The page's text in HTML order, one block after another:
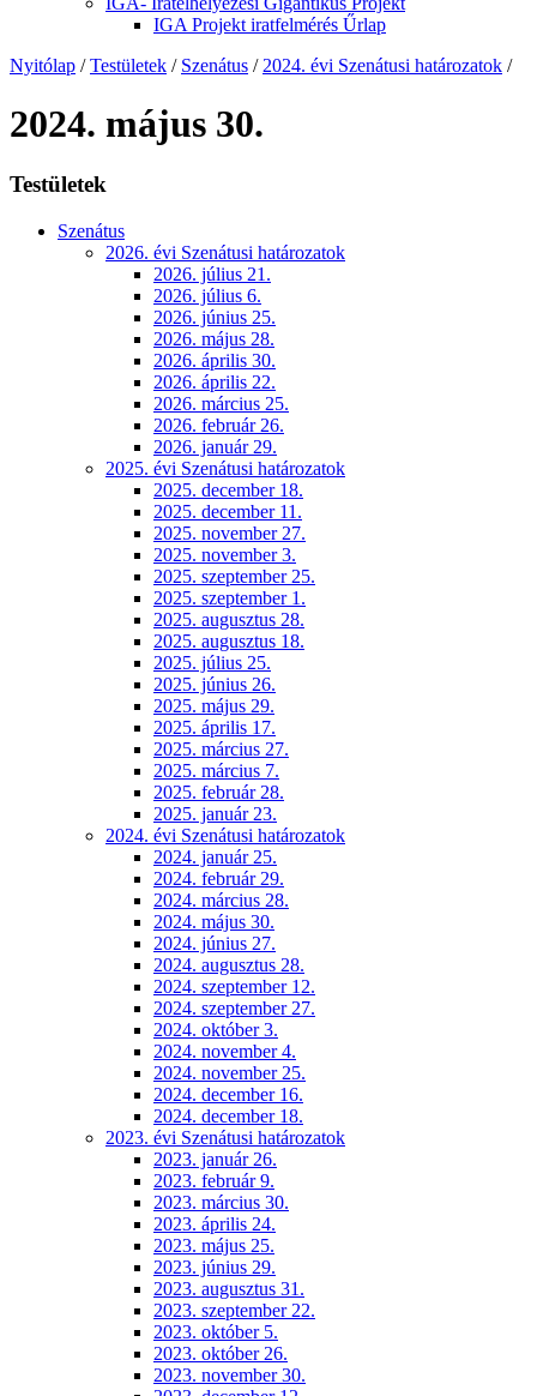
IGA Projekt iratfelmérés Űrlap
Nyitólap / Testületek / Szenátus / 2024. évi Szenátusi határozatok /
2024. május 30.
Testületek
Szenátus
2026. évi Szenátusi határozatok
2026. július 21.
2026. július 6.
2026. június 25.
2026. május 28.
2026. április 30.
2026. április 22.
2026. március 25.
2026. február 26.
2026. január 29.
2025. évi Szenátusi határozatok
2025. december 18.
2025. december 11.
2025. november 27.
2025. november 3.
2025. szeptember 25.
2025. szeptember 1.
2025. augusztus 28.
2025. augusztus 18.
2025. július 25.
2025. június 26.
2025. május 29.
2025. április 17.
2025. március 27.
2025. március 7.
2025. február 28.
2025. január 23.
2024. évi Szenátusi határozatok
2024. január 25.
2024. február 29.
2024. március 28.
2024. május 30.
2024. június 27.
2024. augusztus 28.
2024. szeptember 12.
2024. szeptember 27.
2024. október 3.
2024. november 4.
2024. november 25.
2024. december 16.
2024. december 18.
2023. évi Szenátusi határozatok
2023. január 26.
2023. február 9.
2023. március 30.
2023. április 24.
2023. május 25.
2023. június 29.
2023. augusztus 31.
2023. szeptember 22.
2023. október 5.
2023. október 26.
2023. november 30.